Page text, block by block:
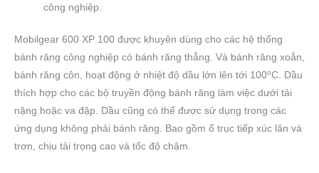
công nghiệp.
Mobilgear 600 XP 100 được khuyên dùng cho các hệ thống
bánh răng công nghiệp có bánh răng thẳng. Và bánh răng xoắn,
bánh răng côn, hoạt động ở nhiệt độ dầu lớn lên tới 100oC. Dầu
thích hợp cho các bộ truyền động bánh răng làm việc dưới tải
nặng hoặc va đập. Dầu cũng có thể được sử dụng trong các
ứng dụng không phải bánh răng. Bao gồm ổ trục tiếp xúc lăn và
trơn, chịu tải trọng cao và tốc độ chậm.